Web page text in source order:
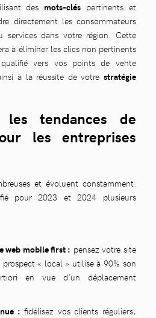
des mots-clés pertinents et
directement les consommateurs
dans votre région. Cette
à éliminer les clics non pertinents
vers vos points de vente
à la réussite de votre stratégie
les tendances de
les entreprises
et évoluent constamment.
pour 2023 et 2024 plusieurs
web mobile first : pensez votre site
« local » utilise à 90% son
en vue d’un déplacement
: fidélisez vos clients réguliers,